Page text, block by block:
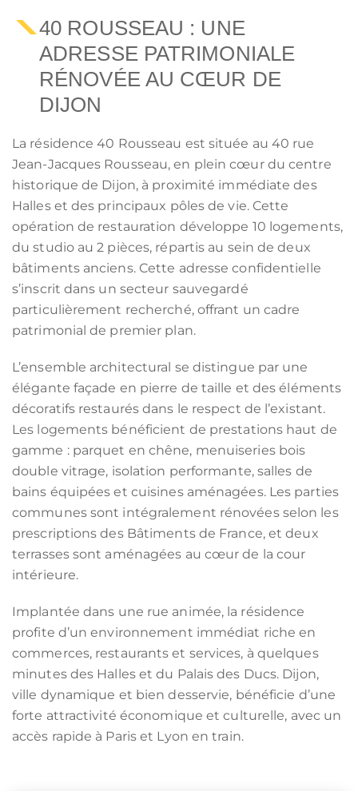
40 ROUSSEAU : UNE
ADRESSE PATRIMONIALE
RÉNOVÉE AU CŒUR DE
DIJON
La résidence 40 Rousseau est située au 40 rue
Jean-Jacques Rousseau, en plein cœur du centre
historique de Dijon, à proximité immédiate des
Halles et des principaux pôles de vie. Cette
opération de restauration développe 10 logements,
du studio au 2 pièces, répartis au sein de deux
bâtiments anciens. Cette adresse confidentielle
s’inscrit dans un secteur sauvegardé
particulièrement recherché, offrant un cadre
patrimonial de premier plan.
L’ensemble architectural se distingue par une
élégante façade en pierre de taille et des éléments
décoratifs restaurés dans le respect de l’existant.
Les logements bénéficient de prestations haut de
gamme : parquet en chêne, menuiseries bois
double vitrage, isolation performante, salles de
bains équipées et cuisines aménagées. Les parties
communes sont intégralement rénovées selon les
prescriptions des Bâtiments de France, et deux
terrasses sont aménagées au cœur de la cour
intérieure.
Implantée dans une rue animée, la résidence
profite d’un environnement immédiat riche en
commerces, restaurants et services, à quelques
minutes des Halles et du Palais des Ducs. Dijon,
ville dynamique et bien desservie, bénéficie d’une
forte attractivité économique et culturelle, avec un
accès rapide à Paris et Lyon en train.